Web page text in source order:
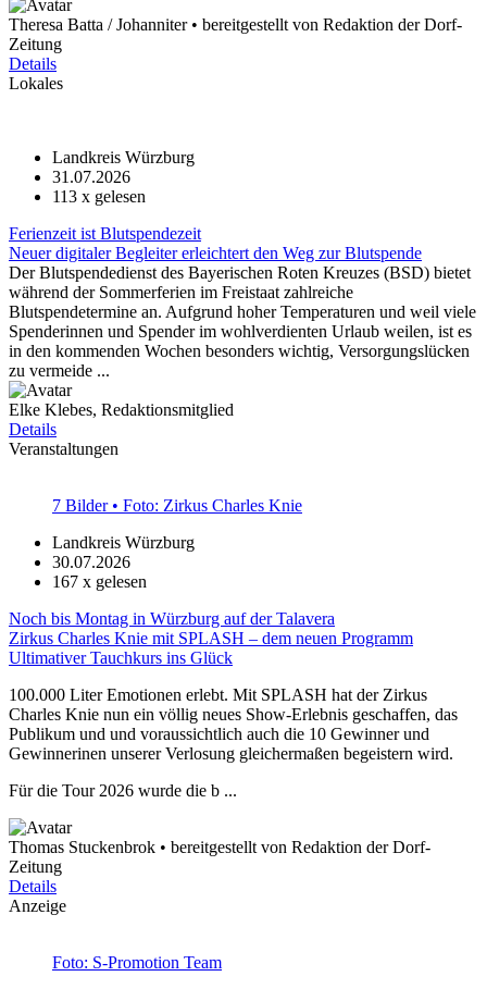
Theresa Batta / Johanniter • bereitgestellt von Redaktion der Dorf-
Zeitung
Details
Lokales
Landkreis Würzburg
31.07.2026
113 x gelesen
Ferienzeit ist Blutspendezeit
Neuer digitaler Begleiter erleichtert den Weg zur Blutspende
Der Blutspendedienst des Bayerischen Roten Kreuzes (BSD) bietet
während der Sommerferien im Freistaat zahlreiche
Blutspendetermine an. Aufgrund hoher Temperaturen und weil viele
Spenderinnen und Spender im wohlverdienten Urlaub weilen, ist es
in den kommenden Wochen besonders wichtig, Versorgungslücken
zu vermeide ...
Elke Klebes, Redaktionsmitglied
Details
Veranstaltungen
7 Bilder • Foto: Zirkus Charles Knie
Landkreis Würzburg
30.07.2026
167 x gelesen
Noch bis Montag in Würzburg auf der Talavera
Zirkus Charles Knie mit SPLASH – dem neuen Programm
Ultimativer Tauchkurs ins Glück
100.000 Liter Emotionen erlebt. Mit SPLASH hat der Zirkus
Charles Knie nun ein völlig neues Show-Erlebnis geschaffen, das
Publikum und und voraussichtlich auch die 10 Gewinner und
Gewinnerinen unserer Verlosung gleichermaßen begeistern wird.
Für die Tour 2026 wurde die b ...
Thomas Stuckenbrok • bereitgestellt von Redaktion der Dorf-
Zeitung
Details
Anzeige
Foto: S-Promotion Team